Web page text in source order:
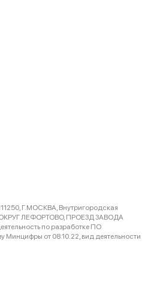
Г.МОСКВА, Внутригородская
ЛЕФОРТОВО, ПРОЕЗД ЗАВОДА
по разработке ПО
от 08.10.22, вид деятельности